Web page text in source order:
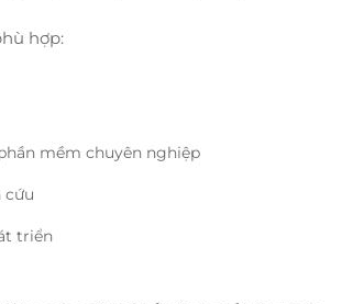
hợp:
mềm chuyên nghiệp
cứu
triển